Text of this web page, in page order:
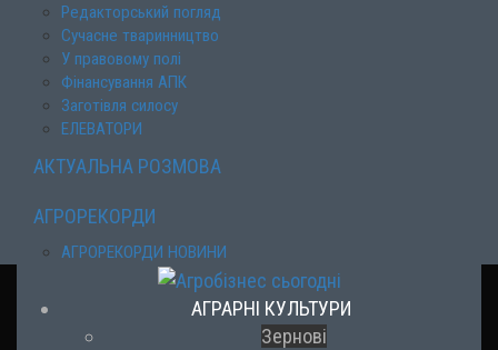
Редакторський погляд
Сучасне тваринництво
У правовому полі
Фінансування АПК
Заготівля силосу
ЕЛЕВАТОРИ
АКТУАЛЬНА РОЗМОВА
АГРОРЕКОРДИ
АГРОРЕКОРДИ НОВИНИ
АГРАРНІ КУЛЬТУРИ
Зернові